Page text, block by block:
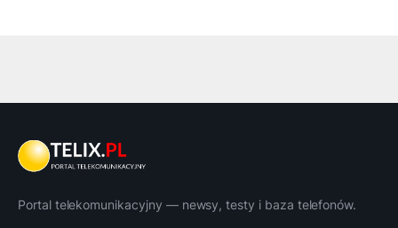
Portal telekomunikacyjny — newsy, testy i baza telefonów.